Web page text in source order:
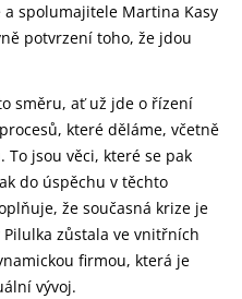
a spolumajitele Martina Kasy
potvrzení toho, že jdou
směru, ať už jde o řízení
které děláme, včetně
jsou věci, které se pak
do úspěchu v těchto
že současná krize je
zůstala ve vnitřních
firmou, která je
vývoj.